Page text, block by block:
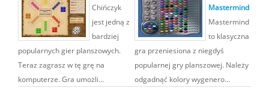
Chińczyk
jest jedną z
bardziej
popularnych gier planszowych.
Teraz zagrasz w tę grę na
komputerze. Gra umożli...
Mastermind
Mastermind
to klasyczna
gra przeniesiona z niegdyś
popularnej gry planszowej. Należy
odgadnąć kolory wygenero...